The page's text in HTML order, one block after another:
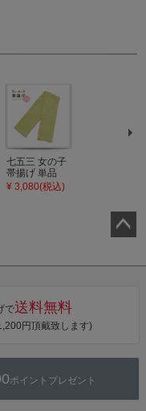
七五三 女の子
帯揚げ 単品
「若葉色」日
【メール便不
¥ 3,080(税込)
小物 丸ぐけ紐
KIMONOMAC
【メール便不
ジト
で送料無料
円頂戴致します)
ポイントプレゼント